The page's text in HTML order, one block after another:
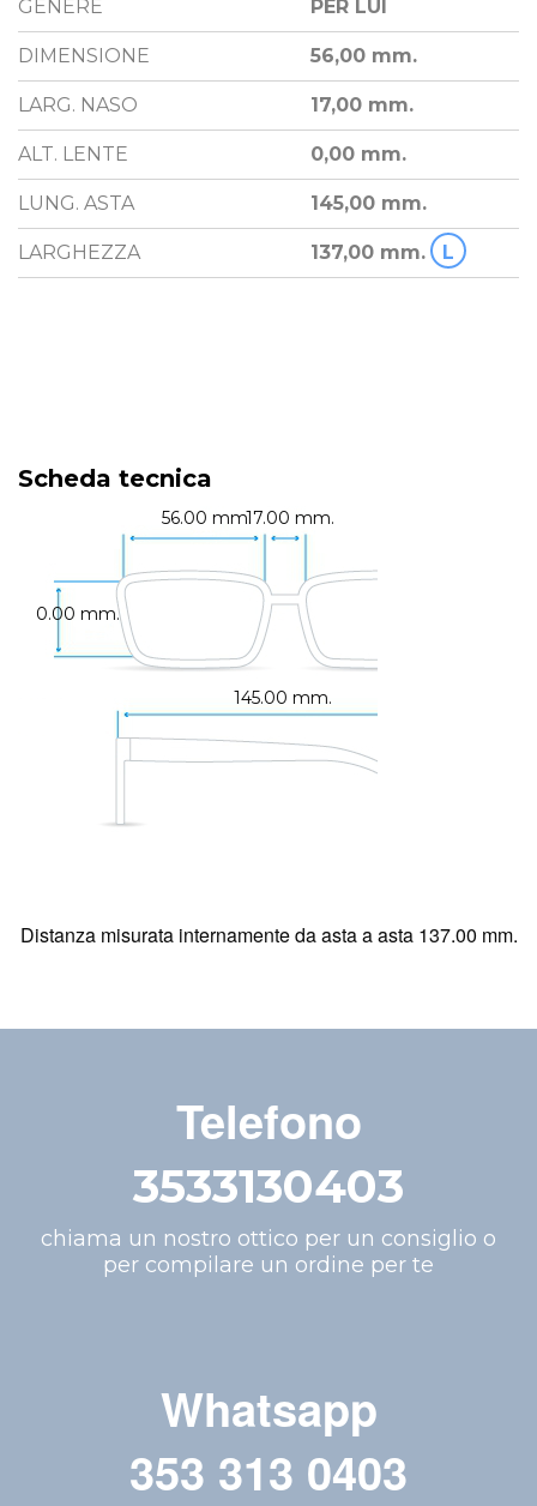
GENERE PER LUI
DIMENSIONE 56,00 mm.
LARG. NASO 17,00 mm.
ALT. LENTE 0,00 mm.
LUNG. ASTA 145,00 mm.
LARGHEZZA 137,00 mm. L
Scheda tecnica
56.00 mm.17.00 mm.
145.00 mm.
0.00 mm.
Distanza misurata internamente da asta a asta 137.00 mm.
Telefono
3533130403
chiama un nostro ottico per un consiglio o
per compilare un ordine per te
Whatsapp
353 313 0403